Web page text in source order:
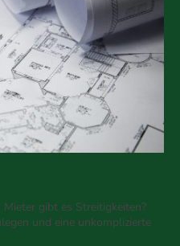
gibt es Streitigkeiten?
und eine unkomplizierte